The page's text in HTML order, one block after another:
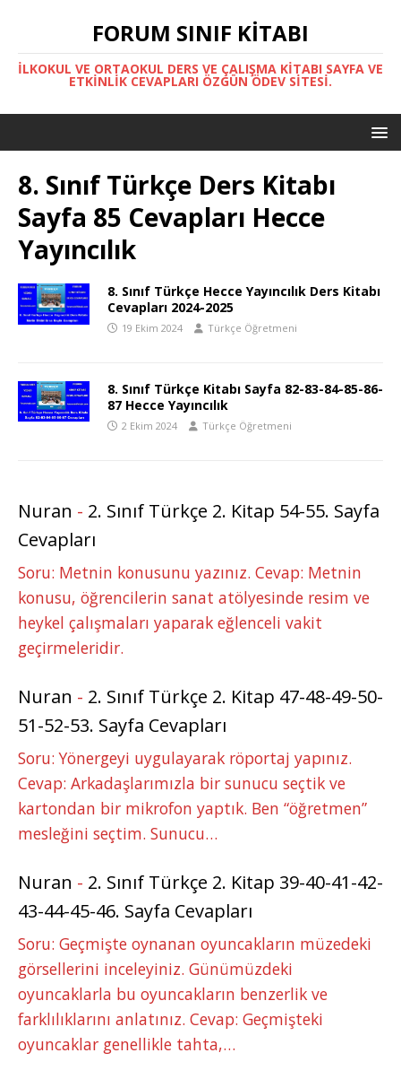
FORUM SINIF KITABI
İLKOKUL VE ORTAOKUL DERS VE ÇALIŞMA KITABI SAYFA VE
ETKINLIK CEVAPLARI ÖZGÜN ÖDEV SITESI.
8. Sınıf Türkçe Ders Kitabı
Sayfa 85 Cevapları Hecce
Yayıncılık
8. Sınıf Türkçe Hecce Yayıncılık Ders Kitabı
Cevapları 2024-2025
19 Ekim 2024 Türkçe Öğretmeni
8. Sınıf Türkçe Kitabı Sayfa 82-83-84-85-86-
87 Hecce Yayıncılık
2 Ekim 2024 Türkçe Öğretmeni
Nuran - 2. Sınıf Türkçe 2. Kitap 54-55. Sayfa
Cevapları
Soru: Metnin konusunu yazınız. Cevap: Metnin
konusu, öğrencilerin sanat atölyesinde resim ve
heykel çalışmaları yaparak eğlenceli vakit
geçirmeleridir.
Nuran - 2. Sınıf Türkçe 2. Kitap 47-48-49-50-
51-52-53. Sayfa Cevapları
Soru: Yönergeyi uygulayarak röportaj yapınız.
Cevap: Arkadaşlarımızla bir sunucu seçtik ve
kartondan bir mikrofon yaptık. Ben “öğretmen”
mesleğini seçtim. Sunucu…
Nuran - 2. Sınıf Türkçe 2. Kitap 39-40-41-42-
43-44-45-46. Sayfa Cevapları
Soru: Geçmişte oynanan oyuncakların müzedeki
görsellerini inceleyiniz. Günümüzdeki
oyuncaklarla bu oyuncakların benzerlik ve
farklılıklarını anlatınız. Cevap: Geçmişteki
oyuncaklar genellikle tahta,…